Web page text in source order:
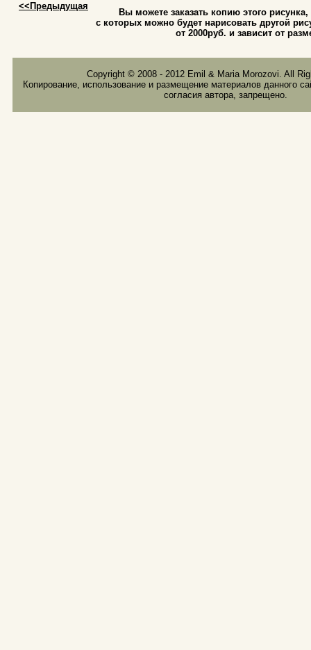
<<Предыдущая
Вы можете заказать копию этого
c которых можно будет нарисовать другой
от 2000руб. и зависит от
Copyright © 2008 - 2012 Emil & Maria Morozovi. All
Копирование, использование и размещение материалов данного
согласия автора, запрещено.